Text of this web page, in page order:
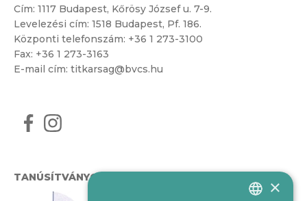
Cím: 1117 Budapest, Kőrösy József u. 7-9.
Levelezési cím: 1518 Budapest, Pf. 186.
Központi telefonszám: +36 1 273-3100
Fax: +36 1 273-3163
E-mail cím: titkarsag@bvcs.hu
TANÚSÍTVÁNYOK ×